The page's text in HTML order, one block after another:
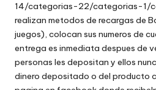
14/categorias-22/categorias-1/
realizan metodos de recargas de
juegos), colocan sus numeros de
entrega es inmediata despues de
personas les depositan y ellos
dinero depositado o del producto